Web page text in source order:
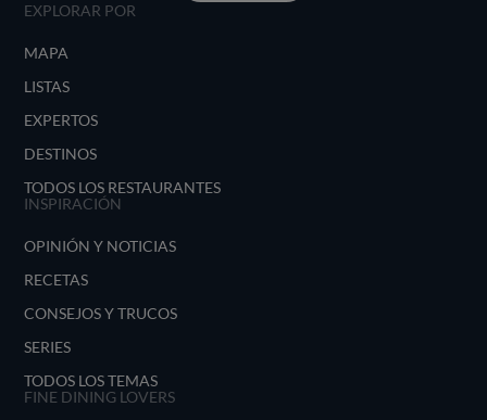
EXPLORAR POR
MAPA
LISTAS
EXPERTOS
DESTINOS
TODOS LOS RESTAURANTES
INSPIRACIÓN
OPINIÓN Y NOTICIAS
RECETAS
CONSEJOS Y TRUCOS
SERIES
TODOS LOS TEMAS
FINE DINING LOVERS